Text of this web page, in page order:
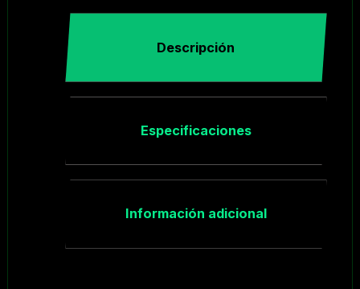
Descripción
Especificaciones
Información adicional